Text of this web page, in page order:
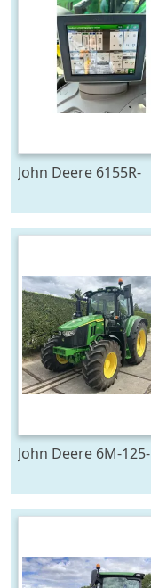
John Deere 6155R-
John Deere 6M-125-